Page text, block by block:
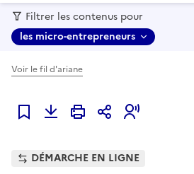
Filtrer les contenus pour
les micro-entrepreneurs
Voir le fil d'ariane
Ajouter à mes favoris
DÉMARCHE EN LIGNE